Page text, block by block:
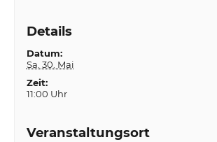
Details
Datum:
Sa. 30. Mai
Zeit:
11:00 Uhr
Veranstaltungsort